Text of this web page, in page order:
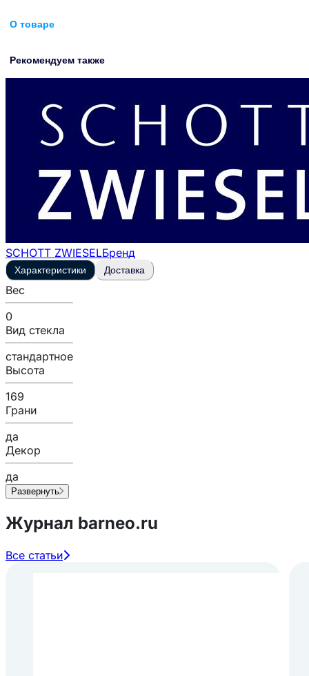
О товаре
Рекомендуем также
SCHOTT ZWIESELБренд
Характеристики Доставка
Вес
0
Вид стекла
стандартное
Высота
169
Грани
да
Декор
да
Развернуть
Журнал barneo.ru
Все статьи